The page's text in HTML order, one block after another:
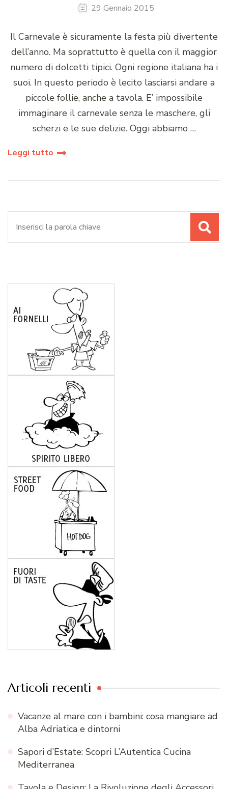
29 Gennaio 2015
Il Carnevale è sicuramente la festa più divertente
dell’anno. Ma soprattutto è quella con il maggior
numero di dolcetti tipici. Ogni regione italiana ha i
suoi. In questo periodo è lecito lasciarsi andare a
piccole follie, anche a tavola. E’ impossibile
immaginare il carnevale senza le maschere, gli
scherzi e le sue delizie. Oggi abbiamo …
Leggi tutto
Articoli recenti
Vacanze al mare con i bambini: cosa mangiare ad
Alba Adriatica e dintorni
Sapori d’Estate: Scopri L’Autentica Cucina
Mediterranea